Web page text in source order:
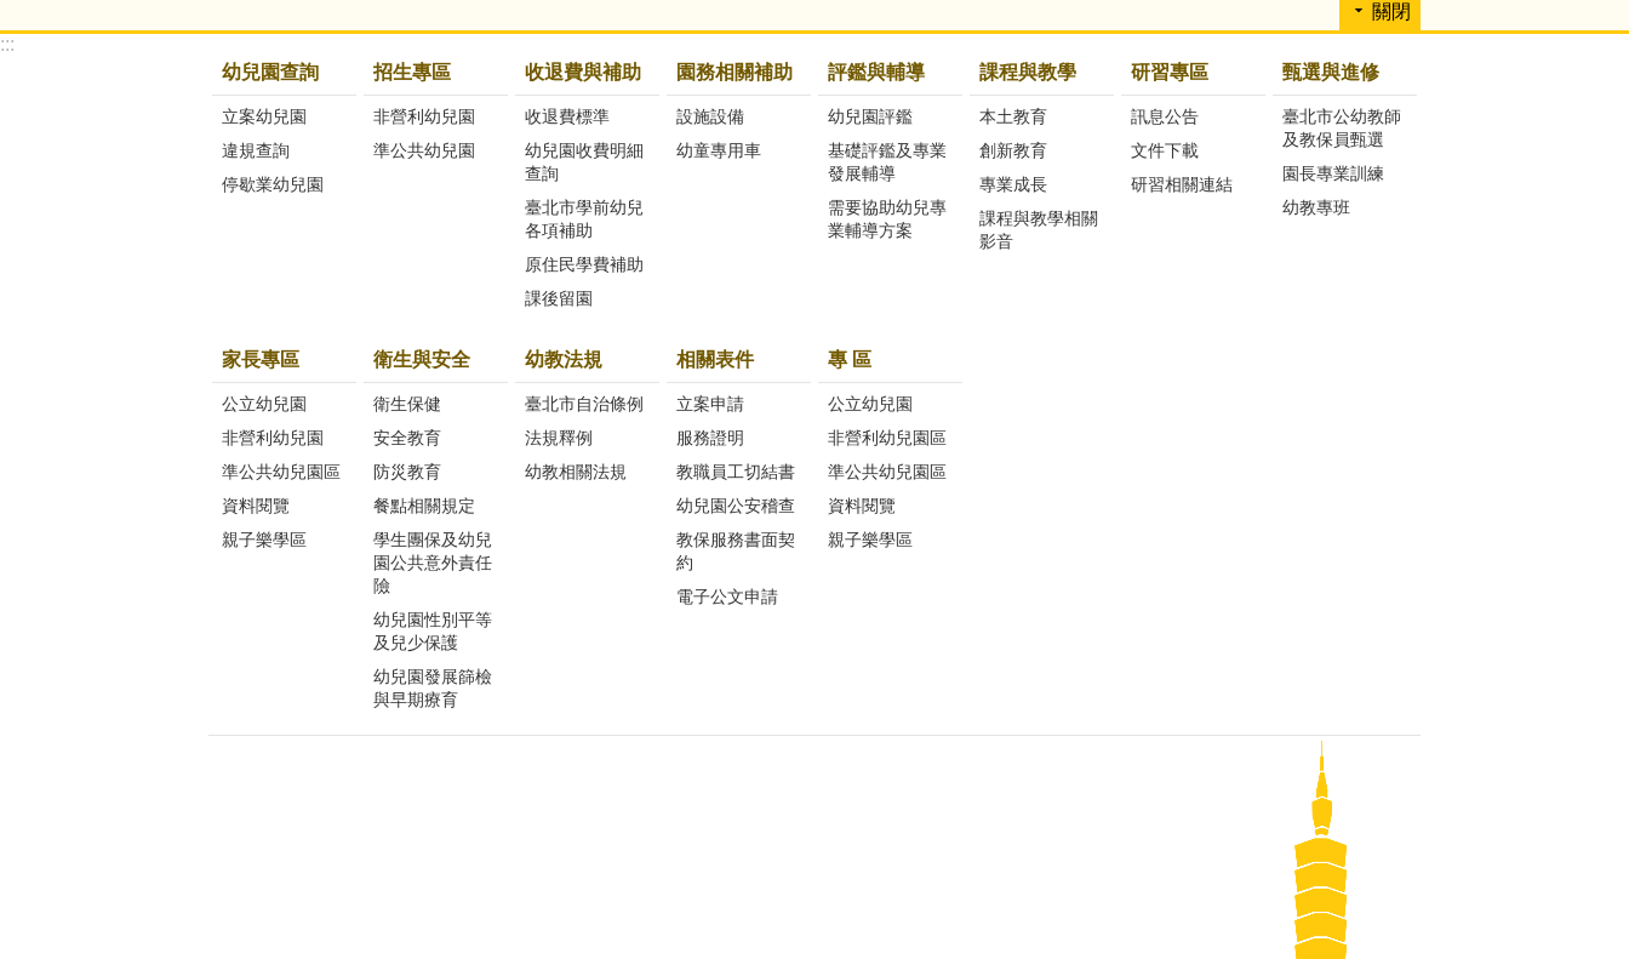
關閉
:::
幼兒園查詢
立案幼兒園
違規查詢
停歇業幼兒園
招生專區
非營利幼兒園
準公共幼兒園
收退費與補助
收退費標準
幼兒園收費明細
查詢
臺北市學前幼兒
各項補助
原住民學費補助
課後留園
園務相關補助
設施設備
幼童專用車
評鑑與輔導
幼兒園評鑑
基礎評鑑及專業
發展輔導
需要協助幼兒專
業輔導方案
課程與教學
本土教育
創新教育
專業成長
課程與教學相關
影音
研習專區
訊息公告
文件下載
研習相關連結
甄選與進修
臺北市公幼教師
及教保員甄選
園長專業訓練
幼教專班
家長專區
公立幼兒園
非營利幼兒園
準公共幼兒園區
資料閱覽
親子樂學區
衛生與安全
衛生保健
安全教育
防災教育
餐點相關規定
學生團保及幼兒
園公共意外責任
險
幼兒園性別平等
及兒少保護
幼兒園發展篩檢
與早期療育
幼教法規
臺北市自治條例
法規釋例
幼教相關法規
相關表件
立案申請
服務證明
教職員工切結書
幼兒園公安稽查
教保服務書面契
約
電子公文申請
專 區
公立幼兒園
非營利幼兒園區
準公共幼兒園區
資料閱覽
親子樂學區